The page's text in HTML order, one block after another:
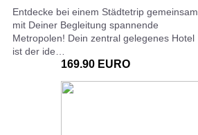
Entdecke bei einem Städtetrip gemeinsam
mit Deiner Begleitung spannende
Metropolen! Dein zentral gelegenes Hotel
ist der ide…
169.90 EURO